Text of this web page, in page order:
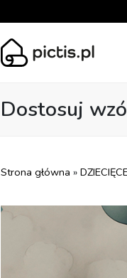
Dostosuj
Strona główna »